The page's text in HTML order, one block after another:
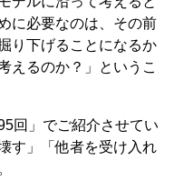
に必要なのは、その前
り下げることになるか
えるのか？」というこ
回」でご紹介させてい
す」「他者を受け入れ